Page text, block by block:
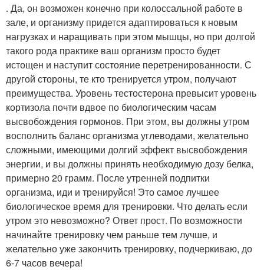
. Да, он возможен конечно при колоссальной работе в
зале, и организму придется адаптироваться к новым
нагрузках и наращивать при этом мышцы, но при долгой
такого рода практике ваш организм просто будет
истощен и наступит состояние перетренированности. С
другой стороны, те кто тренируется утром, получают
преимущества. Уровень тестостерона превысит уровень
кортизола почти вдвое по биологическим часам
высвобождения гормонов. При этом, вы должны утром
восполнить баланс организма углеводами, желательно
сложными, имеющими долгий эффект высвобождения
энергии, и вы должны принять необходимую дозу белка,
примерно 20 грамм. После утренней подпитки
организма, иди и тренируйся! Это самое лучшее
биологическое время для тренировки. Что делать если
утром это невозможно? Ответ прост. По возможности
начинайте тренировку чем раньше тем лучше, и
желательно уже закончить тренировку, подчеркиваю, до
6-7 часов вечера!